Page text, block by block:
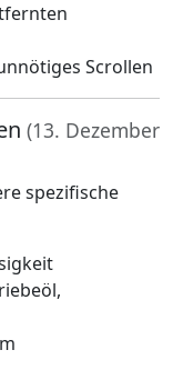
Scrollen
(13. Dezember
spezifische